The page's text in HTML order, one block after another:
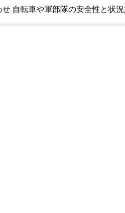
せ 自転車や軍部隊の安全性と状